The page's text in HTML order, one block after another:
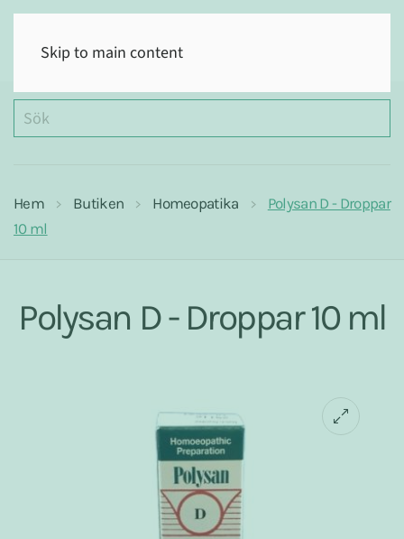
Skip to main content
Hem Butiken Homeopatika
Polysan D - Droppar
10 ml
Polysan D - Droppar 10 ml